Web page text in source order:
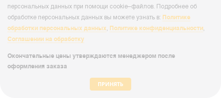
персональных данных при помощи cookie–файлов. Подробнее об
обработке персональных данных вы можете узнать в: Политике
обработки персональных данных, Политике конфиденциальности,
Соглашении на обработку
Окончательные цены утверждаются менеджером после
оформления заказа
ПРИНЯТЬ